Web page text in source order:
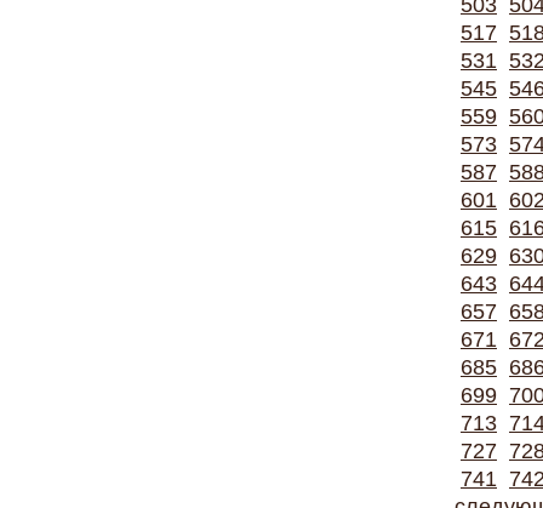
503
517
531
545
559
573
587
601
615
629
643
657
671
685
699
713
727
741